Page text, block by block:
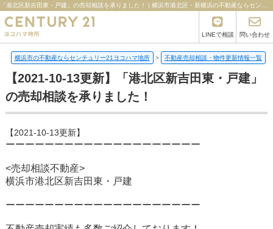
LINEで相談 問い合わせ
横浜市の不動産ならセンチュリー21ヨコハマ地所 > 不動産売却相談・物件更新情報一覧
【2021-10-13更新】「港北区新吉田東・戸建」
の売却相談を承りました！
【2021-10-13更新】
ーーーーーーーーーーーーーーーーーーーー
<売却相談不動産>
横浜市港北区新吉田東・戸建
ーーーーーーーーーーーーーーーーーーーー